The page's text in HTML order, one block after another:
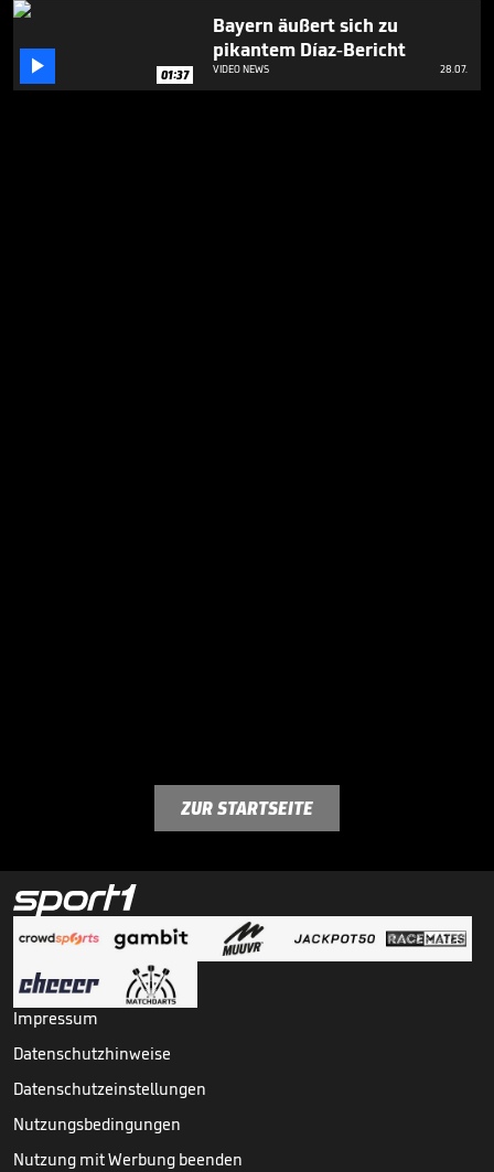
 01:37
Bayern äußert sich zu
pikantem Díaz-Bericht
VIDEO NEWS 28.07.
ZUR STARTSEITE
Impressum
Datenschutzhinweise
Datenschutzeinstellungen
Nutzungsbedingungen
Nutzung mit Werbung beenden